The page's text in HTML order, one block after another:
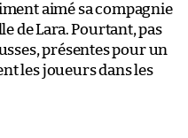
aimé sa compagnie
de Lara. Pourtant, pas
présentes pour un
les joueurs dans les